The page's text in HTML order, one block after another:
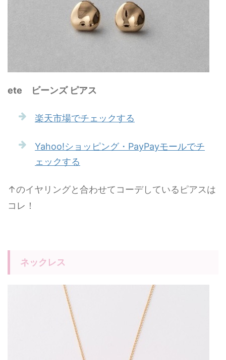
ete ビーンズ ピアス
楽天市場でチェックする
Yahoo!ショッピング・PayPayモールでチ
ェックする
↑のイヤリングと合わせてコーデしているピアスは
コレ！
ネックレス